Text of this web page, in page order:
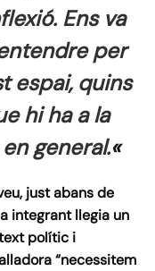
Ens va
per
espai, quins
hi ha a la
general.«
just abans de
integrant llegia un
polític i
“necessitem